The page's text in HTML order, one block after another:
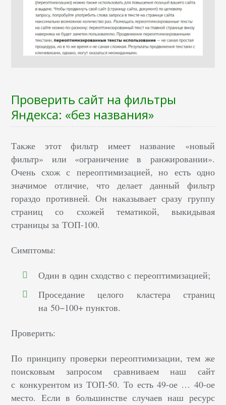
Проверить сайт на фильтры
Яндекса: «без названия»
Также этот фильтр имеет название «новый
фильтр» или «ограничение в ранжировании».
Очень схож с переоптимизацией, но есть одно
значимое отличие, что делает данный фильтр
гораздо противней. Он наказывает сразу группу
страниц со схожей тематикой, выкидывая
страницы за ТОП-100.
Симптомы:
Один в один сходство с переоптимизацией;
Проседание целого кластера страниц
на 50−100+ пунктов.
Проверить:
По принципу проверки переоптимизации, тем же
поисковым запросом сравниваем наш сайт
с конкурентом из ТОП-50. То есть 49-ое … 40-ое
место. Если в большинстве случаев наш ресурс